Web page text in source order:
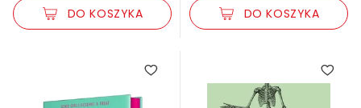
DO KOSZYKA DO KOSZYKA